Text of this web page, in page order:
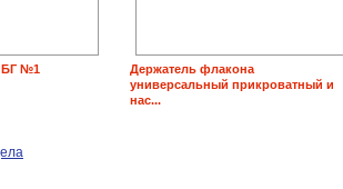
БГ №1
Держатель флакона
универсальный прикроватный и
нас...